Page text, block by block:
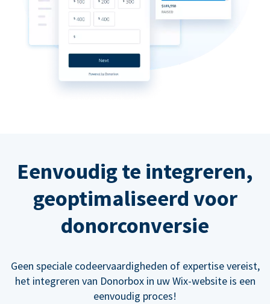
Eenvoudig te integreren,
geoptimaliseerd voor
donorconversie
Geen speciale codeervaardigheden of expertise vereist,
het integreren van Donorbox in uw Wix-website is een
eenvoudig proces!